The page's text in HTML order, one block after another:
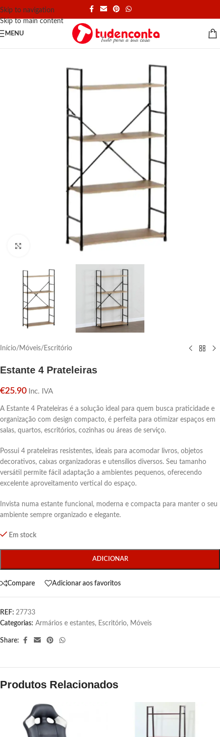
Skip to navigation
Skip to main content
MENU
Click para aumentar
Início/ Móveis/ Escritório
Estante 4 Prateleiras
€25.90 Inc. IVA
A Estante 4 Prateleiras é a solução ideal para quem busca praticidade e
organização com design compacto, é perfeita para otimizar espaços em
salas, quartos, escritórios, cozinhas ou áreas de serviço.
Possui 4 prateleiras resistentes, ideais para acomodar livros, objetos
decorativos, caixas organizadoras e utensílios diversos. Seu tamanho
versátil permite fácil adaptação a ambientes pequenos, oferecendo
excelente aproveitamento vertical do espaço.
Invista numa estante funcional, moderna e compacta para manter o seu
ambiente sempre organizado e elegante.
Em stock
ADICIONAR
Compare Adicionar aos favoritos
REF: 27733
Categorias: Armários e estantes, Escritório, Móveis
Share:
Produtos Relacionados